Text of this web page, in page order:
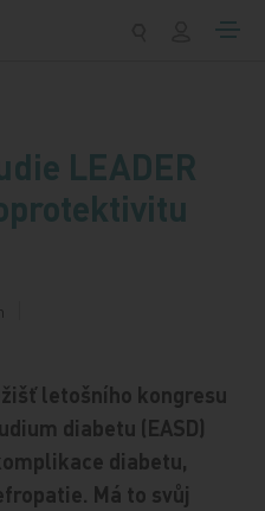
LEADER
letošního kongresu
diabetu (EASD)
diabetu,
Má to svůj